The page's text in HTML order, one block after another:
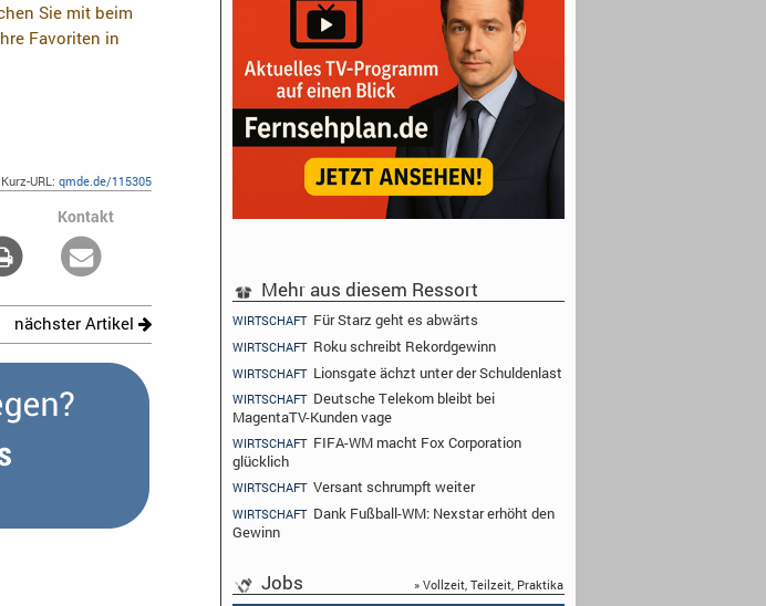
Sie mit beim
Favoriten in
Kurz-URL:qmde.de/115305
Kontakt
nächster Artikel
Mehr aus diesem Ressort
WIRTSCHAFT Für Starz geht es abwärts
WIRTSCHAFT Roku schreibt Rekordgewinn
WIRTSCHAFT Lionsgate ächzt unter der Schuldenlast
WIRTSCHAFT Deutsche Telekom bleibt bei
MagentaTV-Kunden vage
WIRTSCHAFT FIFA-WM macht Fox Corporation
glücklich
WIRTSCHAFT Versant schrumpft weiter
WIRTSCHAFT Dank Fußball-WM: Nexstar erhöht den
Gewinn
Jobs » Vollzeit, Teilzeit, Praktika